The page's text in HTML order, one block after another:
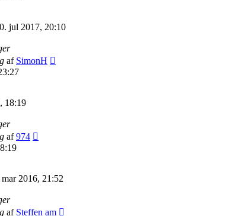
jul 2017, 20:10
af SimonH
18:19
af974
2016, 21:52
af Steffen am